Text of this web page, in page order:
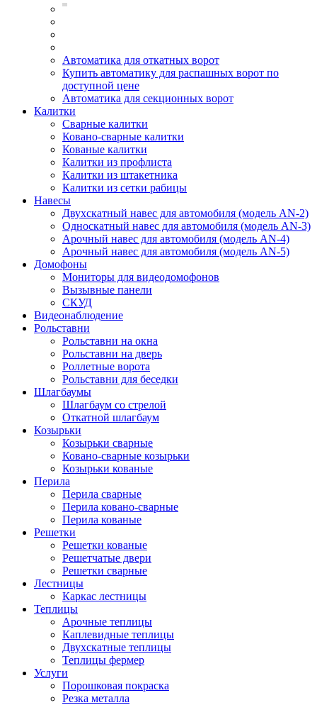
Автоматика для откатных ворот
Купить автоматику для распашных ворот по
доступной цене
Автоматика для секционных ворот
Калитки
Сварные калитки
Ковано-сварные калитки
Кованые калитки
Калитки из профлиста
Калитки из штакетника
Калитки из сетки рабицы
Навесы
Двухскатный навес для автомобиля (модель AN-2)
Односкатный навес для автомобиля (модель AN-3)
Арочный навес для автомобиля (модель AN-4)
Арочный навес для автомобиля (модель AN-5)
Домофоны
Мониторы для видеодомофонов
Вызывные панели
СКУД
Видеонаблюдение
Рольставни
Рольставни на окна
Рольставни на дверь
Роллетные ворота
Рольставни для беседки
Шлагбаумы
Шлагбаум со стрелой
Откатной шлагбаум
Козырьки
Козырьки сварные
Ковано-сварные козырьки
Козырьки кованые
Перила
Перила сварные
Перила ковано-сварные
Перила кованые
Решетки
Решетки кованые
Решетчатые двери
Решетки сварные
Лестницы
Каркас лестницы
Теплицы
Арочные теплицы
Каплевидные теплицы
Двухскатные теплицы
Теплицы фермер
Услуги
Порошковая покраска
Резка металла